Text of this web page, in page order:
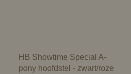
HB Showtime Special A-
pony hoofdstel - zwart/roze